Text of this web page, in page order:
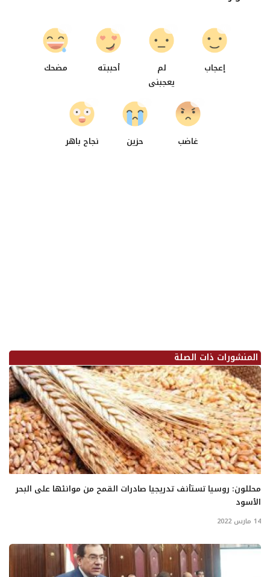
إعجاب
لم
يعجبنى
أحببته مضحك
غاضب
0
حزين نجاح باهر
المنشورات ذات الصلة
محللون: روسيا تستأنف تدريجيا صادرات القمح من موانئها على البحر
الأسود
14 مارس 2022